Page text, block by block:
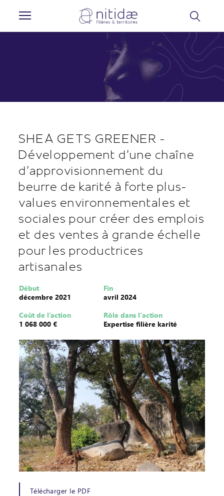
SHEA GETS GREENER -
Développement d’une chaîne
d'approvisionnement du
beurre de karité à forte plus-
values environnementales et
sociales pour créer des emplois
et des ventes à grande échelle
pour les productrices
artisanales
Début
décembre 2021
Fin
avril 2024
Coût de l’action
1 068 000 €
Rôle dans l'action
Expertise filière karité
Télécharger le PDF
Panneau de gestion des cookies